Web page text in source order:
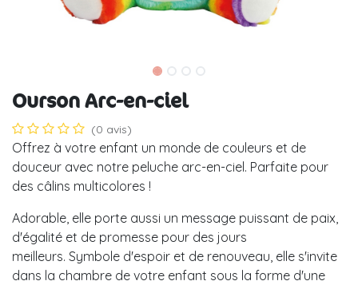
Ourson Arc-en-ciel
(0 avis)
Offrez à votre enfant un monde de couleurs et de
douceur avec notre peluche arc-en-ciel. Parfaite pour
des câlins multicolores !
Adorable, elle porte aussi un message puissant de paix,
d'égalité et de promesse pour des jours
meilleurs. Symbole d'espoir et de renouveau, elle s'invite
dans la chambre de votre enfant sous la forme d'une